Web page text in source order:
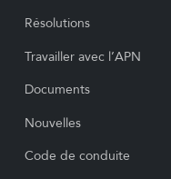
Résolutions
Travailler avec l’APN
Documents
Nouvelles
Code de conduite